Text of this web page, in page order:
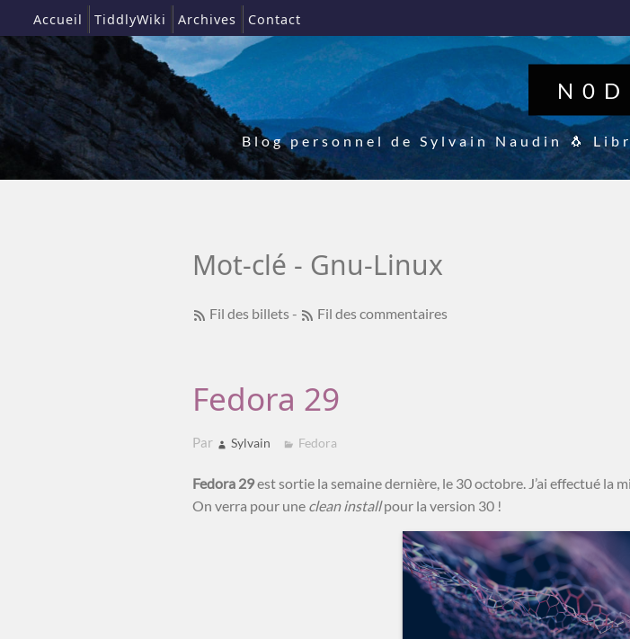
Accueil TiddlyWiki Archives Contact
Blog personnel de Sylvain Naudin 🐧
Mot-clé - Gnu-Linux
Fil des billets- Fil des commentaires
Fedora 29
Par Sylvain Fedora
Fedora 29est sortie la semaine dernière, le 30 octobre. J’ai effectué la
On verra pour une clean installpour la version 30 !